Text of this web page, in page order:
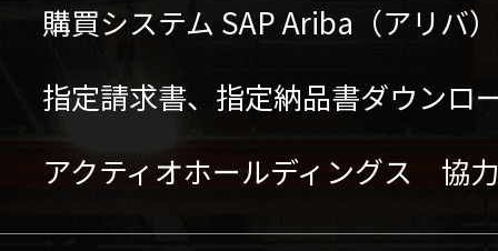
購買システム SAP Ariba（アリバ
指定請求書、指定納品書ダウンロ
アクティオホールディングス 協